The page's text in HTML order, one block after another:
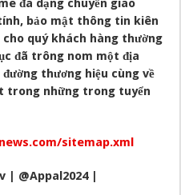
đa dạng chuyển giao
bảo mật thông tin kiên
cho quý khách hàng thường
đã trông nom một địa
thương hiệu cùng về
trong những trong tuyển
sitemap.xml
@Appal2024 |